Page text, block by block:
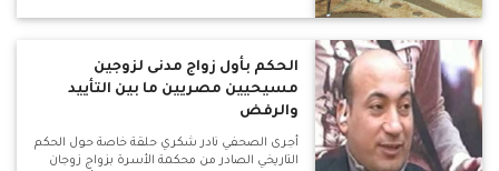
لأنه خالف المادة الثالثة التي تعطى للمسيحيين
الحكم بأول زواج مدنى لزوجين
مسيحيين مصريين ما بين التأييد
والرفض
أجرى الصحفي نادر شكري حلقة خاصة حول الحكم
التاريخي الصادر من محكمة الأسرة بزواج زوجان